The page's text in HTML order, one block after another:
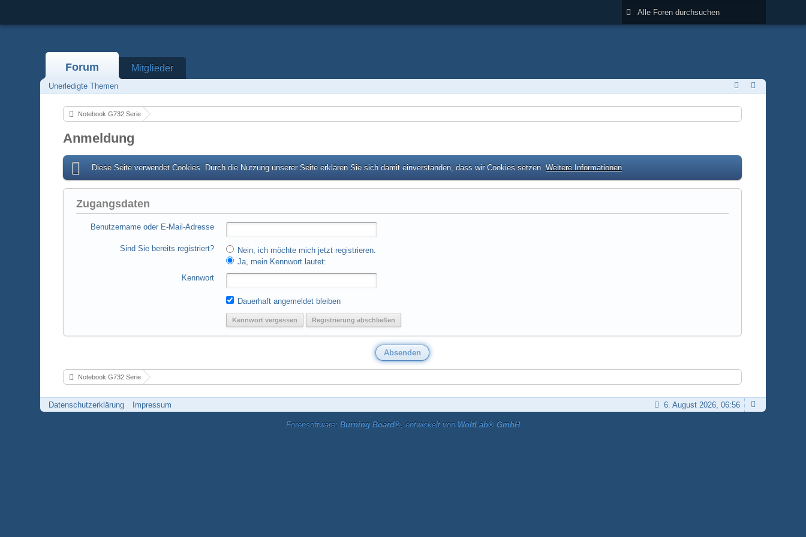
Forum Mitglieder
Unerledigte Themen
Notebook G732 Serie
Anmeldung
Diese Seite verwendet Cookies. Durch die Nutzung unserer Seite erklären Sie sich damit einverstanden, dass wir Cookies setzen.Weitere Informationen
Zugangsdaten
Benutzername oder E-Mail-Adresse
Sind Sie bereits registriert?
Nein, ich möchte mich jetzt registrieren.
Ja, mein Kennwort lautet:
Kennwort
Dauerhaft angemeldet bleiben
Kennwort vergessen Registrierung abschließen
Notebook G732 Serie
Datenschutzerklärung Impressum 6. August 2026, 06:56
Forensoftware: Burning Board®, entwickelt von WoltLab® GmbH